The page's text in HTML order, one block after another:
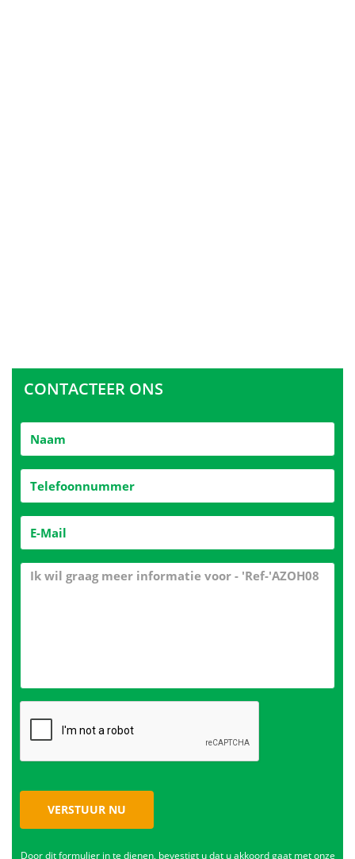
CONTACTEER ONS
VERSTUUR NU
Door dit formulier in te dienen, bevestigt u dat u akkoord gaat met onze